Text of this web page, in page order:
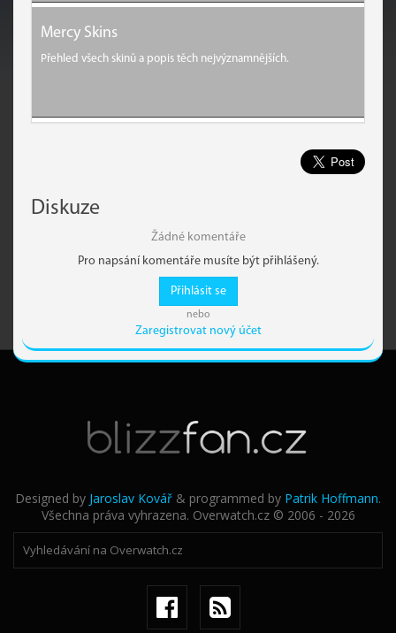
Mercy Skins
Přehled všech skinů a popis těch nejvýznamnějších.
Diskuze
Žádné komentáře
Pro napsání komentáře musíte být přihlášený.
Přihlásit se
nebo
Zaregistrovat nový účet
Designed by Jaroslav Kovář & programmed by Patrik Hoffmann.
Všechna práva vyhrazena. Overwatch.cz © 2006 - 2026